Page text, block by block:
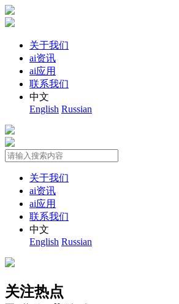
关于我们
ai资讯
ai应用
联系我们
中文
English Russian
关于我们
ai资讯
ai应用
联系我们
中文
English Russian
关注热点